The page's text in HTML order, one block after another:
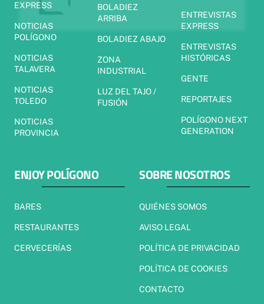
EXPRESS
NOTICIAS
POLÍGONO
NOTICIAS
TALAVERA
NOTICIAS
TOLEDO
NOTICIAS
PROVINCIA
BOLADIEZ
ARRIBA
BOLADIEZ ABAJO
ZONA
INDUSTRIAL
LUZ DEL TAJO /
FUSIÓN
ENTREVISTAS
EXPRESS
ENTREVISTAS
HISTÓRICAS
GENTE
REPORTAJES
POLÍGONO NEXT
GENERATION
ENJOY POLÍGONO
BARES
RESTAURANTES
CERVECERÍAS
SOBRE NOSOTROS
QUIÉNES SOMOS
AVISO LEGAL
POLÍTICA DE PRIVACIDAD
POLÍTICA DE COOKIES
CONTACTO